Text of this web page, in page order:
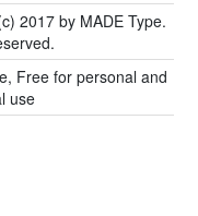
2017 by MADE Type.
Free for personal and
use